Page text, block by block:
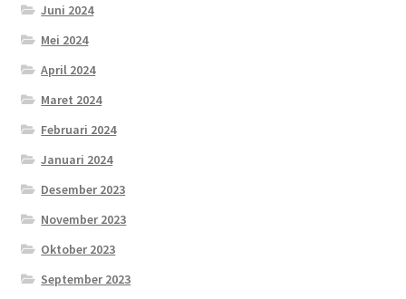
Juni 2024
Mei 2024
April 2024
Maret 2024
Februari 2024
Januari 2024
Desember 2023
November 2023
Oktober 2023
September 2023